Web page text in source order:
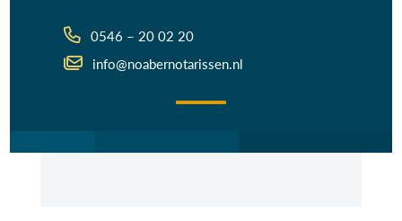
0546 – 20 02 20
info@noabernotarissen.nl